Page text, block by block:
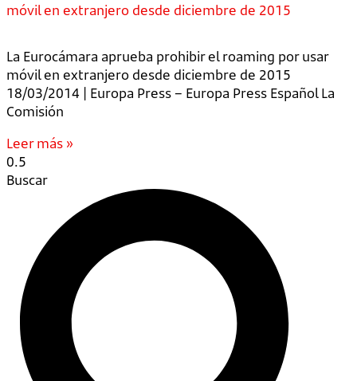
móvil en extranjero desde diciembre de 2015
La Eurocámara aprueba prohibir el roaming por usar
móvil en extranjero desde diciembre de 2015
18/03/2014 | Europa Press – Europa Press Español La
Comisión
Leer más »
Buscar